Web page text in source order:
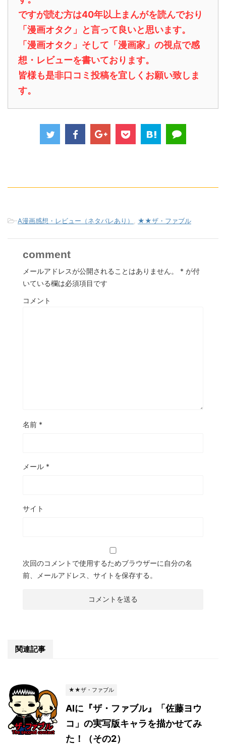
ですが読む方は40年以上まんがを読んでおり
「漫画オタク」と言って良いと思います。
「漫画オタク」そして「漫画家」の視点で感
想・レビューを書いております。
皆様も是非口コミ投稿を宜しくお願い致しま
す。
-A漫画感想・レビュー（ネタバレあり） ★★ザ・ファブル
comment
メールアドレスが公開されることはありません。 * が付
いている欄は必須項目です
コメント
名前 *
メール *
サイト
次回のコメントで使用するためブラウザーに自分の名
前、メールアドレス、サイトを保存する。
関連記事
★★ザ・ファブル
AIに『ザ・ファブル』「佐藤ヨウ
コ」の実写版キャラを描かせてみ
た！（その2）